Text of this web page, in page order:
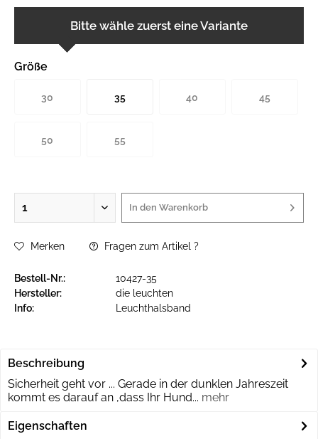
Bitte wähle zuerst eine Variante
Größe
30 35 40 45
50 55
In den Warenkorb
Merken Fragen zum Artikel ?
Bestell-Nr.:
10427-35
Hersteller:
die leuchten
Info:
Leuchthalsband
Beschreibung
Sicherheit geht vor ... Gerade in der dunklen Jahreszeit
kommt es darauf an ,dass Ihr Hund... mehr
Eigenschaften